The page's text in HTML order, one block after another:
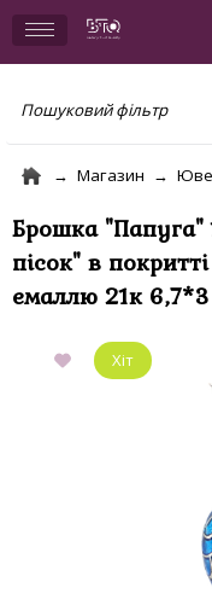
Пошуковий фільтр
Магазин
Брошка "Папуга"
пісок" в
емаллю 21к